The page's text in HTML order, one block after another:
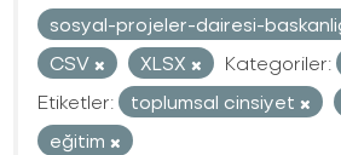
sosyal-projeler-dairesi-
CSV
XLSX Kategoriler:
Etiketler:
toplumsal cinsiyet
eğitim